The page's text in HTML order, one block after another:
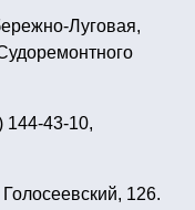
на 8 марта
девочки
Луговая,
144-43-10,
126.